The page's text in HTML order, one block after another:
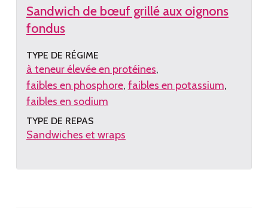
Sandwich de bœuf grillé aux oignons
fondus
TYPE DE RÉGIME
à teneur élevée en protéines
faibles en phosphore faibles en potassium
faibles en sodium
TYPE DE REPAS
Sandwiches et wraps
Lire